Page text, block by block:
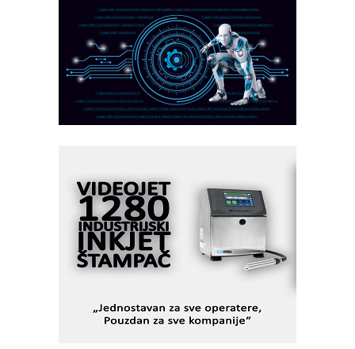
AUKOM: Svetski standard metrologije
dostupan u Srbiji
MOTOMAN – NEXT-Robotika vođena
veštačkom inteligencijom
I.SAFE MOBILE revolucioniše
industrijsku automatizaciju
pionirskimmobile operator PANEL-OM
KIP KOP – napredna rešenja za
savremene industrijske i logističke
objekte
Alba d.o.o. – 35 godina preciznosti u
metrologiji i pametnim dozirnim
rešenjima
STAUFF – Komponente koje